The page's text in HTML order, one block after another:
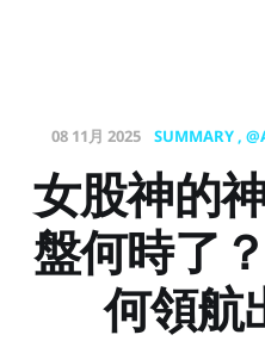
08 11月 2025 SUMMARY
女股神的
盤何時了
何領航